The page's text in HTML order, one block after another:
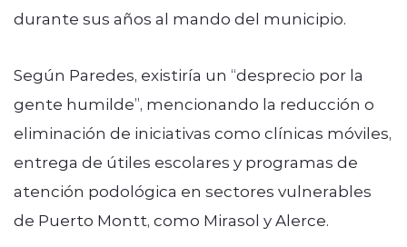
durante sus años al mando del municipio.
Según Paredes, existiría un “desprecio por la
gente humilde”, mencionando la reducción o
eliminación de iniciativas como clínicas móviles,
entrega de útiles escolares y programas de
atención podológica en sectores vulnerables
de Puerto Montt, como Mirasol y Alerce.